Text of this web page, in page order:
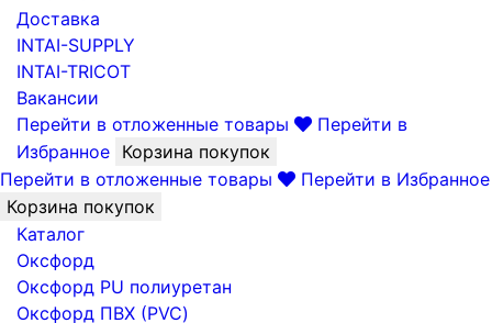
Доставка
INTAI-SUPPLY
INTAI-TRICOT
Вакансии
Перейти в отложенные товары
Перейти в
Избранное Корзина покупок
Перейти в отложенные товары
Перейти в Избранное
Корзина покупок
Каталог
Оксфорд
Оксфорд PU полиуретан
Оксфорд ПВХ (PVC)